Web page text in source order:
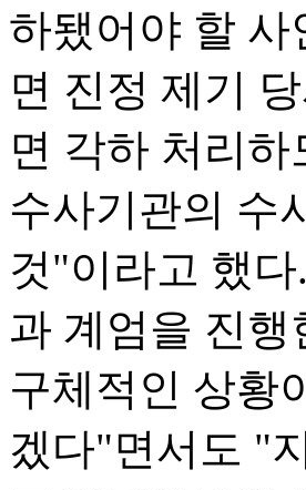
하됐어야 할
면 진정 제기
면 각하 처리
수사기관의 수
것"이라고 했
과 계엄을 진
구체적인 상황
겠다"면서도 "